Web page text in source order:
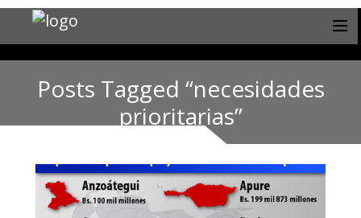
Posts Tagged “necesidades
prioritarias”